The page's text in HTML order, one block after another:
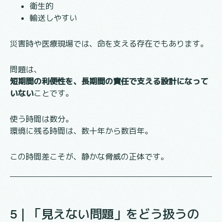
衛生的
輸送しやすい
災害時や医療現場では、命を支える存在でもあります。
問題は、
短期間の利便性を、長期間の責任で支える設計になって
いないことです。
使う時間は数分。
環境に残る時間は、数十年から数百年。
この時間差こそが、静かな脅威の正体です。
5｜「見えない問題」をどう扱うの